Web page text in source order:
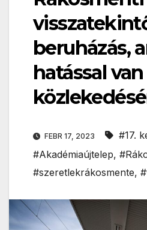
beruházás,
hatással
FEBR 17, 2023 #17.
#Akadémiaújtelep,
#szeretlekrákosmente,